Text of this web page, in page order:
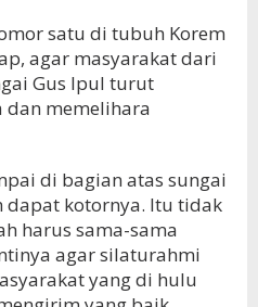
satu di tubuh Korem
agar masyarakat dari
Gus Ipul turut
memelihara
di bagian atas sungai
dapat kotornya. Itu tidak
harus sama-sama
agar silaturahmi
yang di hulu